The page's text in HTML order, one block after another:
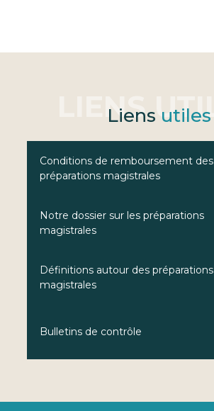
Liens utiles
Conditions de remboursement des
préparations magistrales
Notre dossier sur les préparations
magistrales
Définitions autour des préparations
magistrales
Bulletins de contrôle